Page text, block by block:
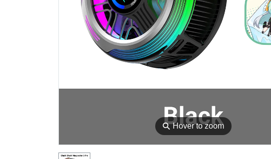
⚲Hover to zoom